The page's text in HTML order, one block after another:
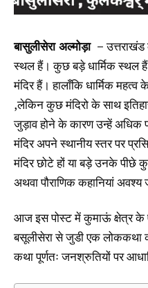
बासुलीसेरा अल्मोड़ा –
स्थल हैं। कुछ बड़े धार्मिक स्थल
मंदिर हैं। हालाँकि धार्मिक
,लेकिन कुछ मंदिरो के साथ
जुड़ाव होने के कारण उन्हें अधिक
मंदिर अपने स्थानीय स्तर पर
मंदिर छोटे हों या बड़े उनके
अथवा पौराणिक कहानियां अवश्य
आज इस पोस्ट में कुमाऊं क्षेत्र के
बसूलीसेरा से जुडी एक
कथा पूर्णतः जनश्रुतियों पर